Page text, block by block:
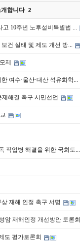
개합니다 2
10주년 노후설비특별법 ...
건 실태 및 제도 개선 방...
제
여수·울산·대산 석유화학...
해결 촉구 시민선언
직업병 해결을 위한 국회토...
재해 인정 촉구 서명
암 재해인정 개선방안 토론회
도 평가토론회